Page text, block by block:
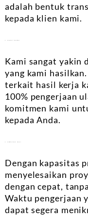
adalah bentuk
kepada klien kami.
Kami sangat yakin
yang kami
terkait hasil kerja
100% pengerjaan
komitmen kami
kepada Anda.
Dengan kapasitas
menyelesaikan
dengan cepat,
Waktu pengerjaan
dapat segera